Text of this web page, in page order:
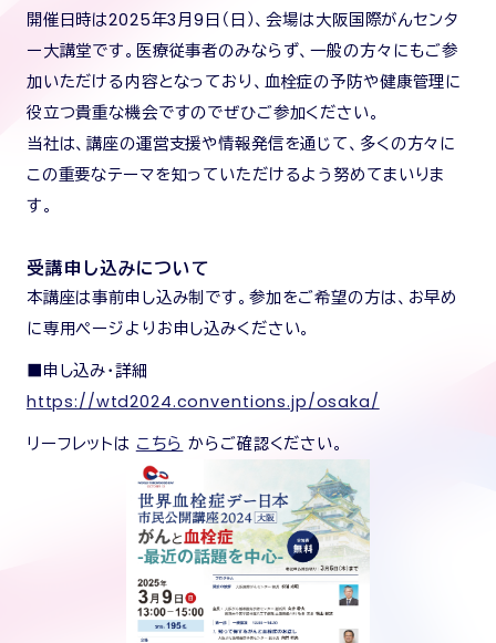
開催日時は2025年3月9日（日）、会場は大阪国際がんセンタ
ー大講堂です。医療従事者のみならず、一般の方々にもご参
加いただける内容となっており、血栓症の予防や健康管理に
役立つ貴重な機会ですのでぜひご参加ください。
当社は、講座の運営支援や情報発信を通じて、多くの方々に
この重要なテーマを知っていただけるよう努めてまいりま
す。
受講申し込みについて
本講座は事前申し込み制です。参加をご希望の方は、お早め
に専用ページよりお申し込みください。
■申し込み・詳細
https://wtd2024.conventions.jp/osaka/
リーフレットは こちら からご確認ください。